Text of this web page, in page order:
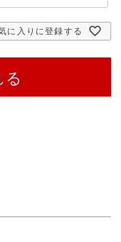
に入りに登録する